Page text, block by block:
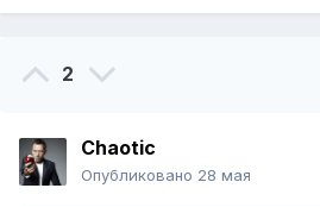
2
Chaotic
Опубликовано 28 мая